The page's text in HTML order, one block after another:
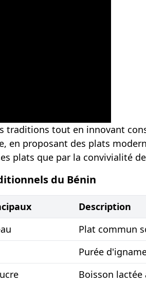
traditions tout en innovant
en proposant des plats
plats que par la convivialité
du Bénin
Description
Plat commun
Purée
Boisson lactée